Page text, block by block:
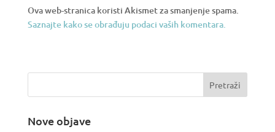
Ova web-stranica koristi Akismet za smanjenje spama.
Saznajte kako se obrađuju podaci vaših komentara.
Nove objave